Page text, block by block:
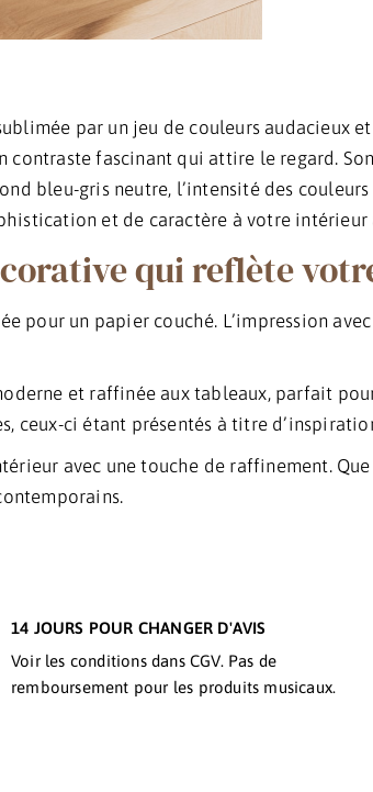
par un jeu de couleurs
contraste fascinant qui attire le regard.
bleu-gris neutre, l’intensité des
et de caractère à votre
qui reflète
pour un papier couché. L’impression
et raffinée aux tableaux, parfait
ceux-ci étant présentés à titre
avec une touche de raffinement.
14 JOURS POUR CHANGER D'AVIS
Voir les conditions dans CGV. Pas de
remboursement pour les produits musicaux.